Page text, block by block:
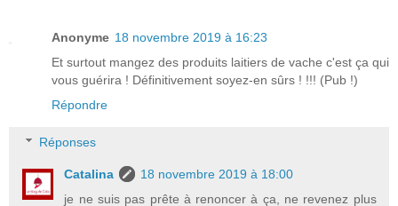
Anonyme 18 novembre 2019 à 16:23
Et surtout mangez des produits laitiers de vache c'est ça qui
vous guérira ! Définitivement soyez-en sûrs ! !!! (Pub !)
Répondre
Réponses
Catalina
18 novembre 2019 à 18:00
je ne suis pas prête à renoncer à ça, ne revenez plus